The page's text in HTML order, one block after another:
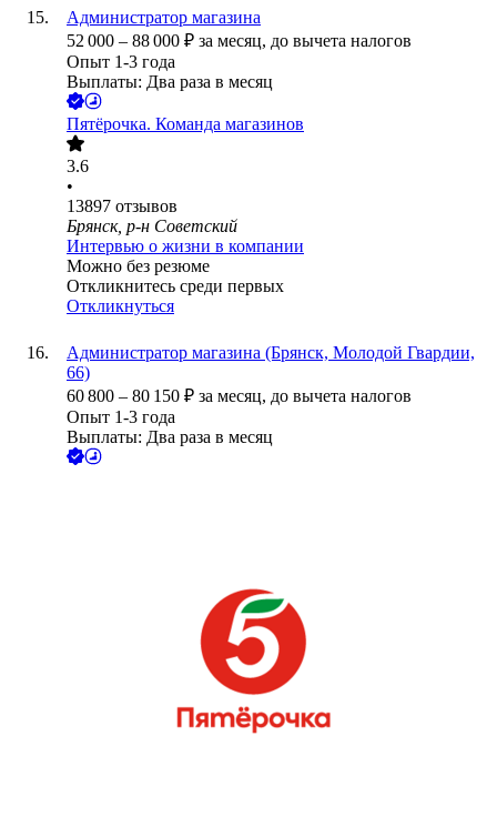
Администратор магазина
52 000 – 88 000 ₽ за месяц, до вычета налогов
Опыт 1-3 года
Выплаты: Два раза в месяц
Пятёрочка. Команда магазинов
3.6
•
13897 отзывов
Брянск, р-н Советский
Интервью о жизни в компании
Можно без резюме
Откликнитесь среди первых
Откликнуться
Администратор магазина (Брянск, Молодой Гвардии,
66)
60 800 – 80 150 ₽ за месяц, до вычета налогов
Опыт 1-3 года
Выплаты: Два раза в месяц